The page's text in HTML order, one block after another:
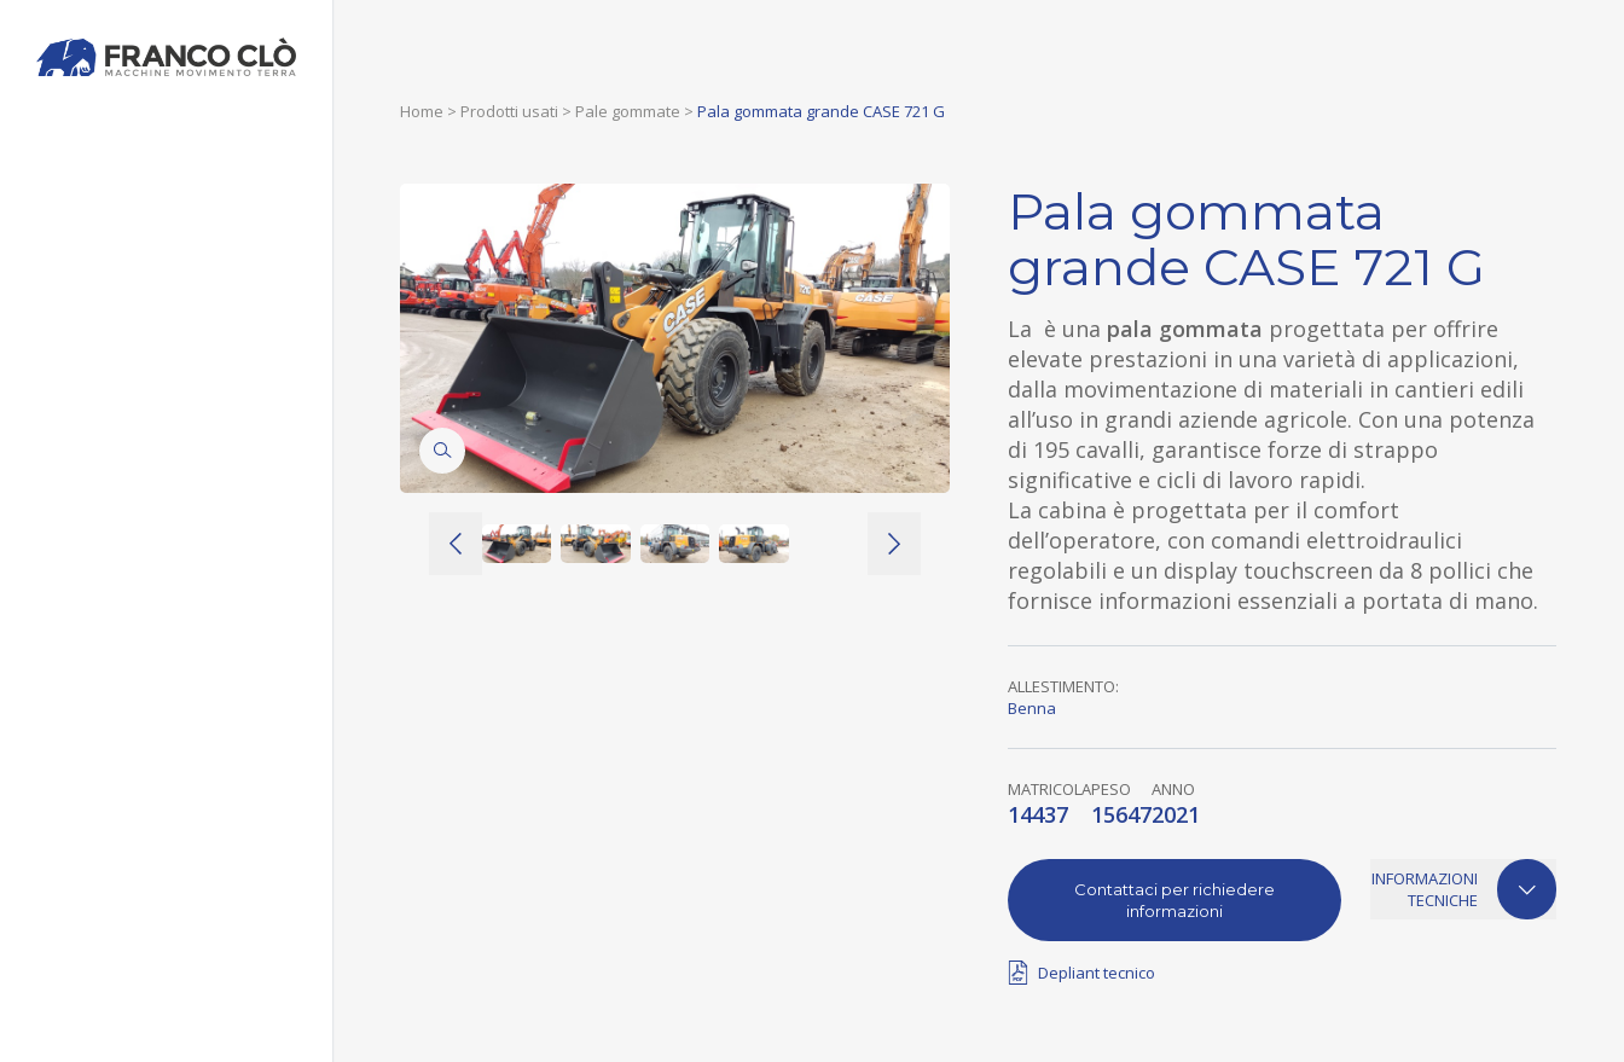
Home > Prodotti usati > Pale gommate > Pala gommata grande CASE 721 G
Pala gommata
grande CASE 721 G
La è una pala gommata progettata per offrire
elevate prestazioni in una varietà di applicazioni,
dalla movimentazione di materiali in cantieri edili
all’uso in grandi aziende agricole. Con una potenza
di 195 cavalli, garantisce forze di strappo
significative e cicli di lavoro rapidi.
La cabina è progettata per il comfort
dell’operatore, con comandi elettroidraulici
regolabili e un display touchscreen da 8 pollici che
fornisce informazioni essenziali a portata di mano.
ALLESTIMENTO:
Benna
MATRICOLA
14437
PESO
15647
ANNO
2021
Contattaci per richiedere
informazioni
Depliant tecnico
INFORMAZIONI
TECNICHE